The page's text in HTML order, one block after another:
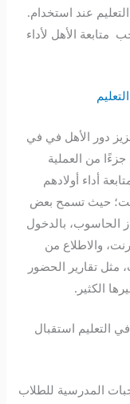
عند استخدام.
الأهل لأداء
الأهل في في
من العملية
أداء أولادهم
حيث تسمح بعض
بالدخول
من
الحضور
استقبال
للطلاب